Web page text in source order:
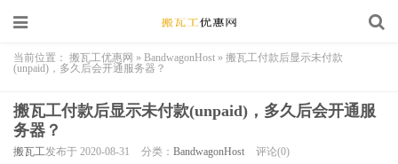
当前位置： 搬瓦工优惠网 » BandwagonHost » 搬瓦工付款后显示未付款
(unpaid)，多久后会开通服务器？
搬瓦工付款后显示未付款(unpaid)，多久后会开通服
务器？
搬瓦工发布于 2020-08-31 分类： BandwagonHost 评论(0)